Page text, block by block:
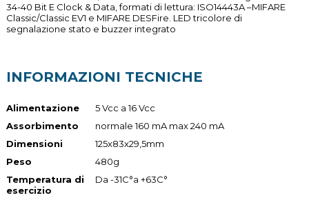
34-40 Bit E Clock & Data, formati di lettura: ISO14443A –MIFARE
Classic/Classic EV1 e MIFARE DESFire. LED tricolore di
segnalazione stato e buzzer integrato
INFORMAZIONI TECNICHE
Alimentazione
5 Vcc a 16 Vcc
Assorbimento
normale 160 mA max 240 mA
Dimensioni
125x83x29,5mm
Peso
480g
Temperatura di
esercizio
Da -31C°a +63C°